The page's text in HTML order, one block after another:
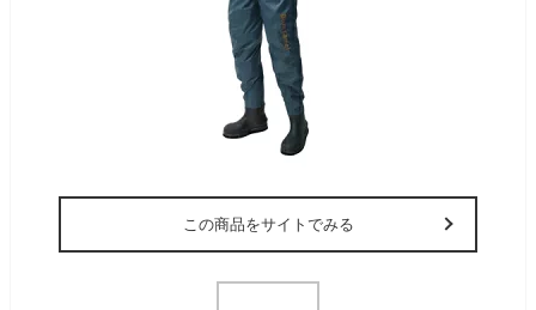
この商品をサイトでみる